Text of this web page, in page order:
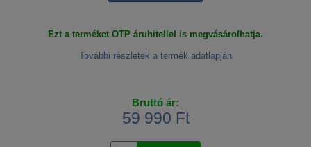
Ezt a terméket OTP áruhitellel is megvásárolhatja.
További részletek a termék adatlapján
Bruttó ár:
59 990 Ft